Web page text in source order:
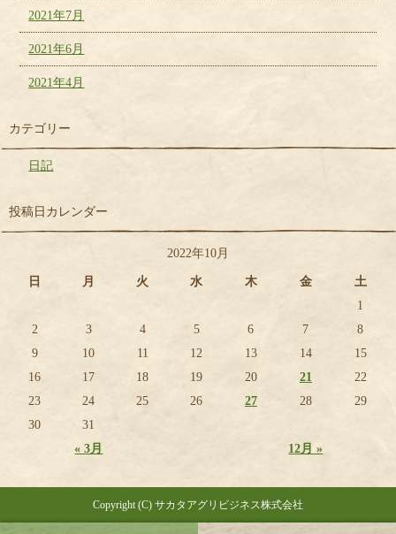
2021年7月
2021年6月
2021年4月
カテゴリー
日記
投稿日カレンダー
2022年10月
日 月 火 水 木 金 土
« 3月 12月 »
1
2
3 4 5 6 7
8
9
10 11 12 13 14
15
16
17 18 19 20 21
22
23
24 25 26 27 28
29
30
31
Copyright (C) サカタアグリビジネス株式会社